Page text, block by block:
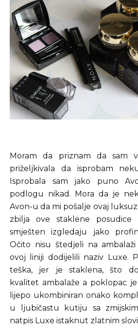
Moram da priznam da sam
priželjkivala da isprobam
Isprobala sam jako puno
podlogu nikad. Mora da je
Avon-u da mi pošalje ovaj
zbilja ove staklene
smješten izgledaju jako
Očito nisu štedjeli na
ovoj liniji dodijelili naziv Luxe.
teška, jer je staklena, što
kvalitet ambalaže a poklopac
lijepo ukombiniran onako
u ljubičastu kutiju sa
natpis Luxe istaknut zlatnim